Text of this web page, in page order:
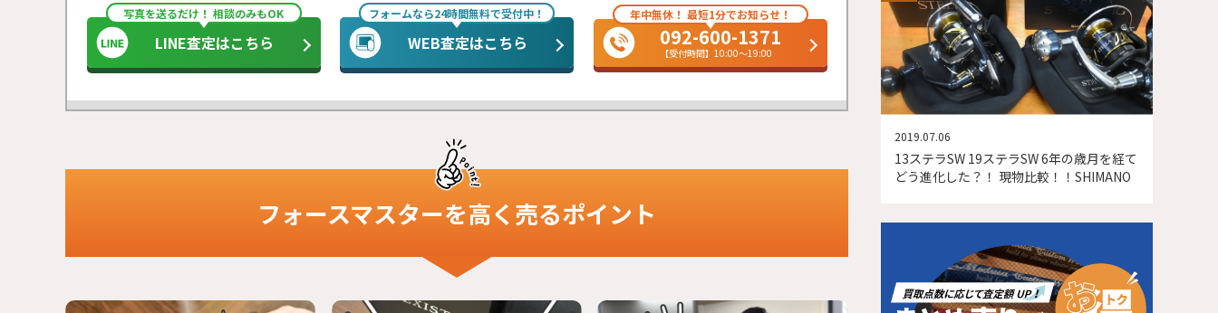
写真を送るだけ！ 相談のみもOK
LINE査定はこちら
フォームなら24時間無料で受付中！
WEB査定はこちら
年中無休！ 最短1分でお知らせ！
092-600-1371
【受付時間】10:00～19:00
フォースマスターを高く売るポイント
13ステラSW 19ステラSW 6年の歳月を経て
どう進化した？！ 現物比較！！SHIMANO
2019.07.06